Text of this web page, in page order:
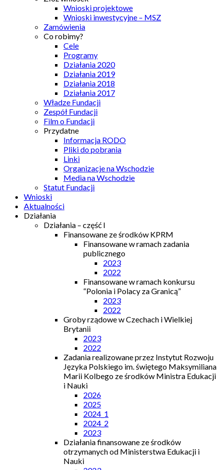
Wnioski projektowe
Wnioski inwestycyjne – MSZ
Zamówienia
Co robimy?
Cele
Programy
Działania 2020
Działania 2019
Działania 2018
Działania 2017
Władze Fundacji
Zespół Fundacji
Film o Fundacji
Przydatne
Informacja RODO
Pliki do pobrania
Linki
Organizacje na Wschodzie
Media na Wschodzie
Statut Fundacji
Wnioski
Aktualności
Działania
Działania – część I
Finansowane ze środków KPRM
Finansowane w ramach zadania
publicznego
2023
2022
Finansowane w ramach konkursu
“Polonia i Polacy za Granicą”
2023
2022
Groby rządowe w Czechach i Wielkiej
Brytanii
2023
2022
Zadania realizowane przez Instytut Rozwoju
Języka Polskiego im. świętego Maksymiliana
Marii Kolbego ze środków Ministra Edukacji
i Nauki
2026
2025
2024_1
2024_2
2023
Działania finansowane ze środków
otrzymanych od Ministerstwa Edukacji i
Nauki